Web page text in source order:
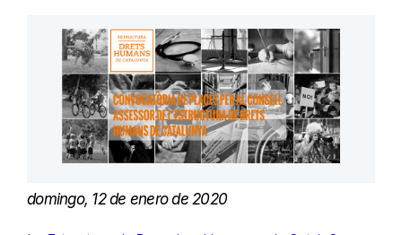
domingo, 12 de enero de 2020